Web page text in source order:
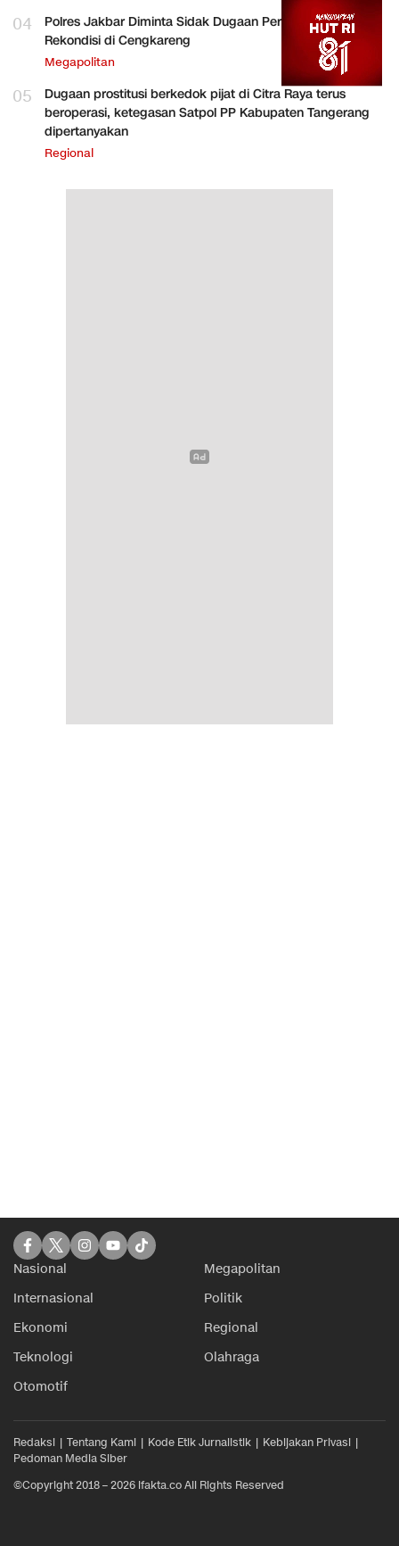
04
Polres Jakbar Diminta Sidak Dugaan Perakitan HP
Rekondisi di Cengkareng
Megapolitan
05
Dugaan prostitusi berkedok pijat di Citra Raya terus
beroperasi, ketegasan Satpol PP Kabupaten Tangerang
dipertanyakan
Regional
Nasional
Megapolitan
Internasional
Politik
Ekonomi
Regional
Teknologi
Olahraga
Otomotif
Redaksi Tentang Kami Kode Etik Jurnalistik
Kebijakan Privasi
Pedoman Media Siber
©Copyright 2018 – 2026 ifakta.co All Rights Reserved